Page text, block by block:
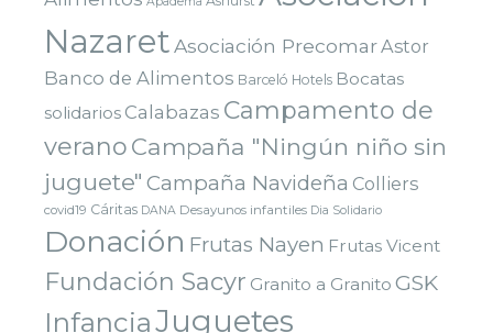
NazaretAsociación PrecomarAstor
Banco de Alimentos Barceló Hotels Bocatas
solidarios Calabazas Campamento de
verano Campaña "Ningún niño sin
juguete" Campaña Navideña Colliers
covid19 Cáritas DANA Desayunos infantiles Dia Solidario
Donación Frutas Nayen Frutas Vicent
Fundación Sacyr Granito a Granito GSK
InfanciaJuguetes